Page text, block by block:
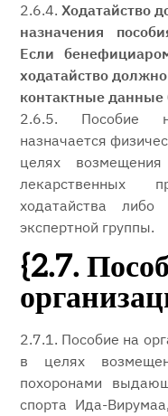
2.6.4. Ходатайство
назначения
Если
ходатайство
контактные
2.6.5. Пособие
назначается
целях
лекарственных
ходатайства либо
экспертной группы.
{2.7.
2.7.1. Пособие на
в целях
похоронами
спорта Ида-